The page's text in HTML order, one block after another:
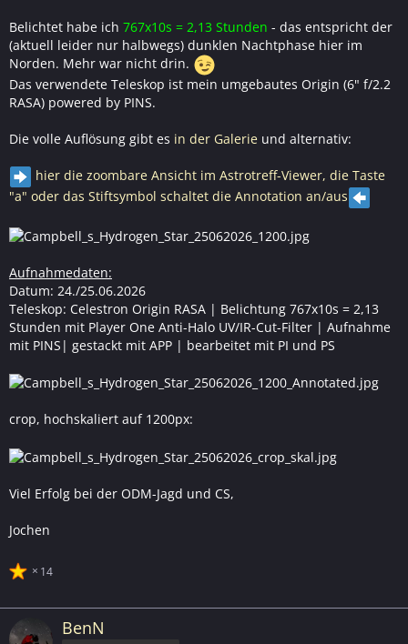
Belichtet habe ich 767x10s = 2,13 Stunden - das entspricht der
(aktuell leider nur halbwegs) dunklen Nachtphase hier im
Norden. Mehr war nicht drin.
Das verwendete Teleskop ist mein umgebautes Origin (6" f/2.2
RASA) powered by PINS.
Die volle Auflösung gibt es in der Galerie und alternativ:
hier die zoombare Ansicht im Astrotreff-Viewer, die Taste
"a" oder das Stiftsymbol schaltet die Annotation an/aus
Aufnahmedaten:
Datum: 24./25.06.2026
Teleskop: Celestron Origin RASA | Belichtung 767x10s = 2,13
Stunden mit Player One Anti-Halo UV/IR-Cut-Filter | Aufnahme
mit PINS| gestackt mit APP | bearbeitet mit PI und PS
crop, hochskaliert auf 1200px:
Viel Erfolg bei der ODM-Jagd und CS,
Jochen
14
BenN